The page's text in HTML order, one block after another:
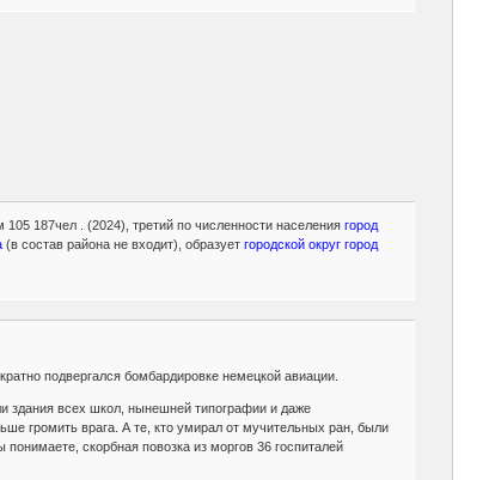
187чел . (2024), третий по численности населениягород
(в состав района не входит), образует городской округ город
подвергался бомбардировке немецкой авиации.
здания всех школ, нынешней типографии и даже
громить врага. А те, кто умирал от мучительных ран, были
скорбная повозка из моргов 36 госпиталей